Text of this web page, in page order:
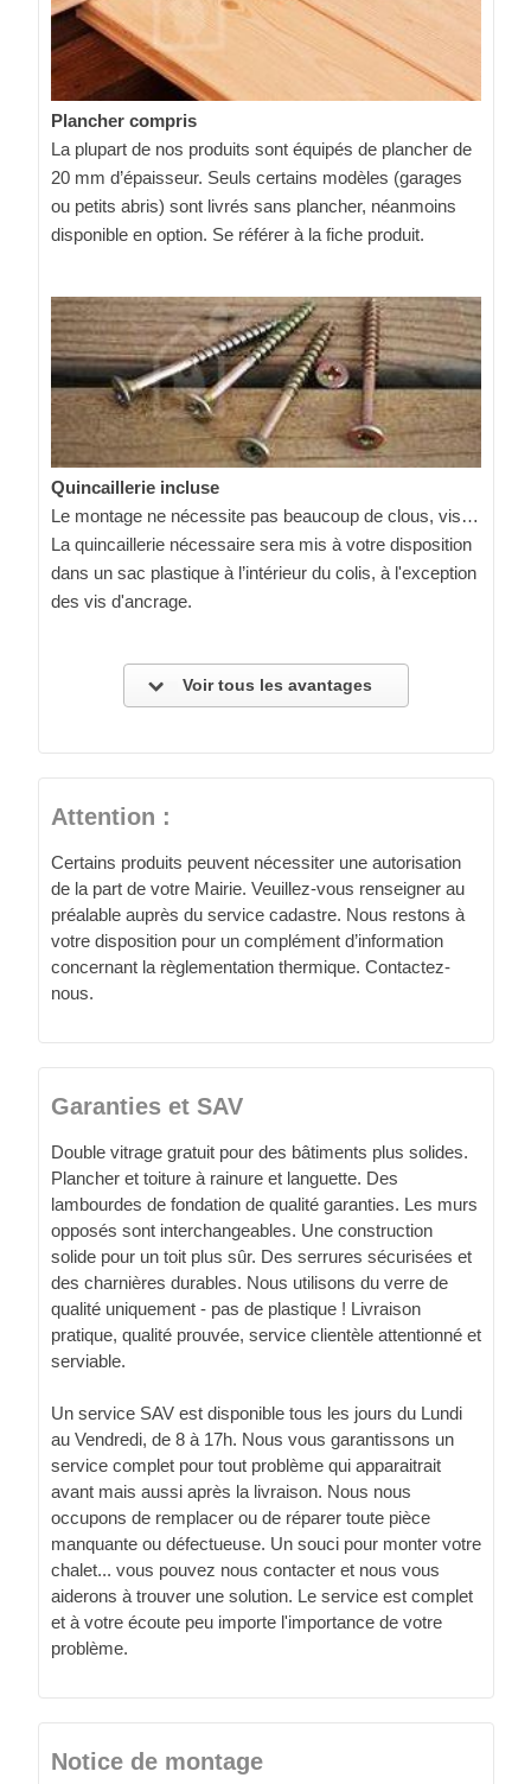
Plancher compris
La plupart de nos produits sont équipés de plancher de
20 mm d’épaisseur. Seuls certains modèles (garages
ou petits abris) sont livrés sans plancher, néanmoins
disponible en option. Se référer à la fiche produit.
Quincaillerie incluse
Le montage ne nécessite pas beaucoup de clous, vis…
La quincaillerie nécessaire sera mis à votre disposition
dans un sac plastique à l’intérieur du colis, à l'exception
des vis d'ancrage.
Voir tous les avantages
Attention :
Certains produits peuvent nécessiter une autorisation
de la part de votre Mairie. Veuillez-vous renseigner au
préalable auprès du service cadastre. Nous restons à
votre disposition pour un complément d’information
concernant la règlementation thermique. Contactez-
nous.
Garanties et SAV
Double vitrage gratuit pour des bâtiments plus solides.
Plancher et toiture à rainure et languette. Des
lambourdes de fondation de qualité garanties. Les murs
opposés sont interchangeables. Une construction
solide pour un toit plus sûr. Des serrures sécurisées et
des charnières durables. Nous utilisons du verre de
qualité uniquement - pas de plastique ! Livraison
pratique, qualité prouvée, service clientèle attentionné et
serviable.
Un service SAV est disponible tous les jours du Lundi
au Vendredi, de 8 à 17h. Nous vous garantissons un
service complet pour tout problème qui apparaitrait
avant mais aussi après la livraison. Nous nous
occupons de remplacer ou de réparer toute pièce
manquante ou défectueuse. Un souci pour monter votre
chalet... vous pouvez nous contacter et nous vous
aiderons à trouver une solution. Le service est complet
et à votre écoute peu importe l'importance de votre
problème.
Notice de montage